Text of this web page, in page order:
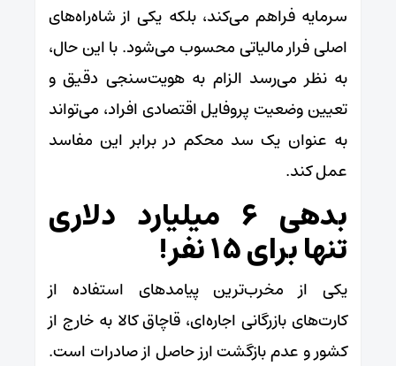
سرمایه فراهم می‌کند، بلکه یکی از شاه‌راه‌های
اصلی فرار مالیاتی محسوب می‌شود. با این حال،
به نظر می‌رسد الزام به هویت‌سنجی دقیق و
تعیین وضعیت پروفایل اقتصادی افراد، می‌تواند
به عنوان یک سد محکم در برابر این مفاسد
عمل کند.
بدهی ۶ میلیارد دلاری
تنها برای ۱۵ نفر!
یکی از مخرب‌ترین پیامدهای استفاده از
کارت‌های بازرگانی اجاره‌ای، قاچاق کالا به خارج از
کشور و عدم بازگشت ارز حاصل از صادرات است.